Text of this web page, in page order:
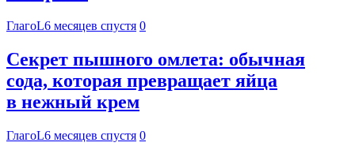
ГлагоL6 месяцев спустя 0
Секрет пышного омлета: обычная
сода, которая превращает яйца
в нежный крем
ГлагоL6 месяцев спустя 0